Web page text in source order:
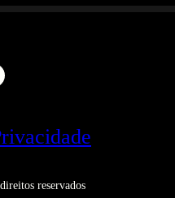
reservados